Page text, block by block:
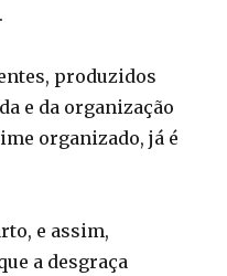
produzidos
e da organização
organizado, já é
e assim,
a desgraça